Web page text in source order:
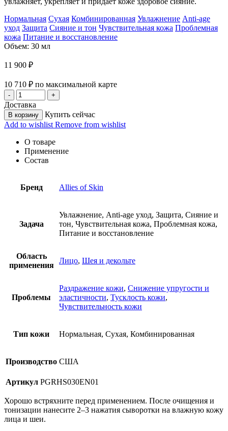
Нормальная Сухая Комбинированная Увлажнение Anti-age
уход Защита Сияние и тон Чувствительная кожа Проблемная
кожа Питание и восстановление
Объем: 30 мл
11 900 ₽
10 710 ₽ по максимальной карте
Доставка
В корзину
Купить сейчас
Add to wishlist Remove from wishlist
О товаре
Применение
Состав
Бренд Allies of Skin
Задача
Увлажнение, Anti-age уход, Защита, Сияние и
тон, Чувствительная кожа, Проблемная кожа,
Питание и восстановление
Область
применения
Лицо, Шея и декольте
Проблемы
Раздражение кожи, Снижение упругости и
эластичности, Тусклость кожи,
Чувствительность кожи
Тип кожи Нормальная, Сухая, Комбинированная
Производство США
Артикул PGRHS030EN01
Хорошо встряхните перед применением. После очищения и
тонизации нанесите 2–3 нажатия сыворотки на влажную кожу
лица и шеи.